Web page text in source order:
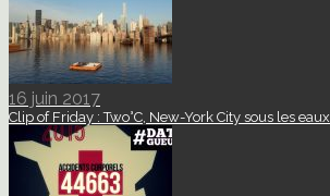
16 juin 2017
Clip of Friday : Two°C, New-York City sous les eaux.